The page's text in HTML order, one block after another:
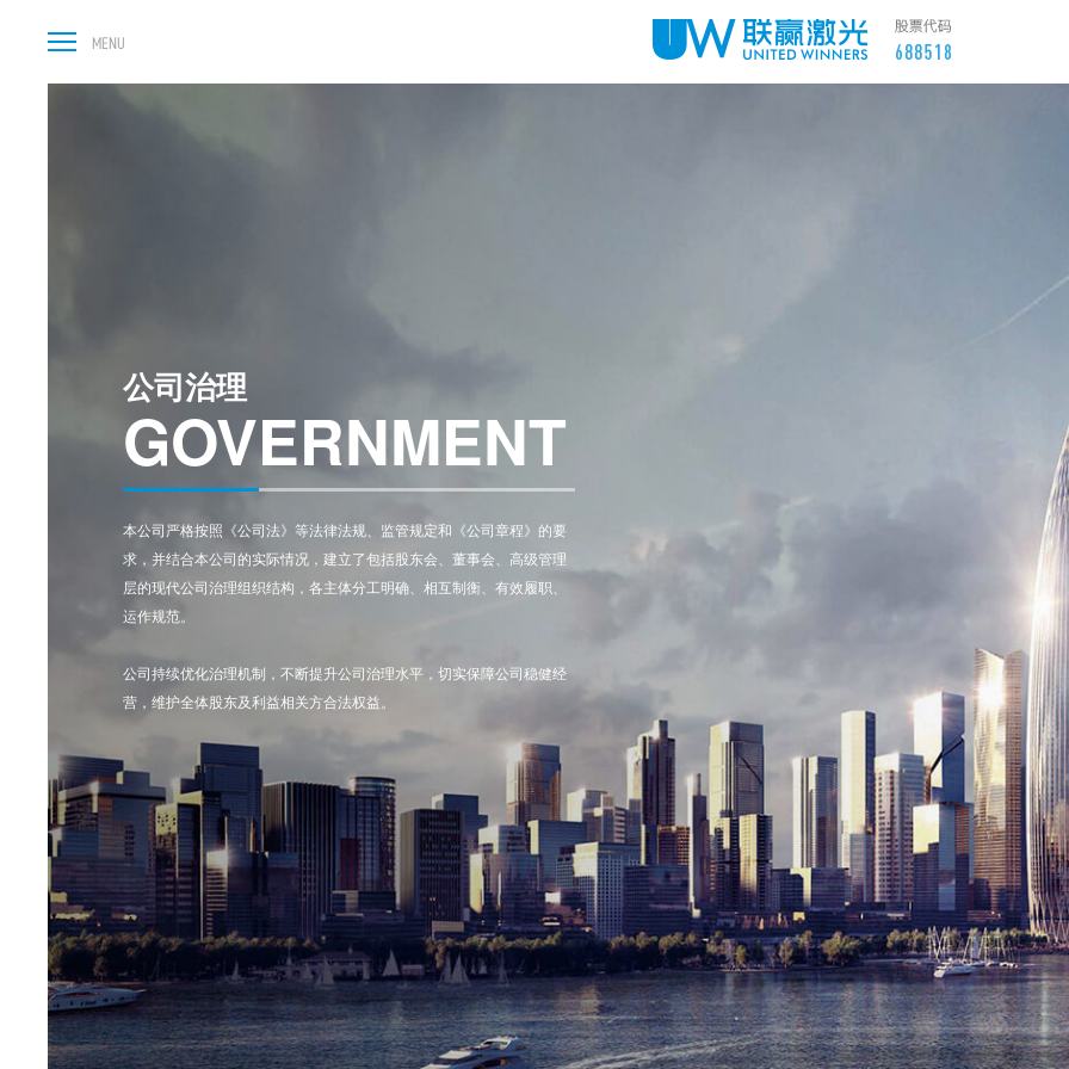
公司治理
GOVERNMENT
本公司严格按照《公司法》等法律法规、监管规定和《公司章程》的要
求，并结合本公司的实际情况，建立了包括股东会、董事会、高级管理
层的现代公司治理组织结构，各主体分工明确、相互制衡、有效履职、
运作规范。
公司持续优化治理机制，不断提升公司治理水平，切实保障公司稳健经
营，维护全体股东及利益相关方合法权益。